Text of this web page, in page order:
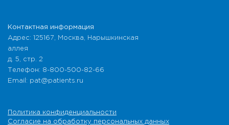
Контактная информация
Адрес: 125167, Москва, Нарышкинская
аллея
д. 5, стр. 2
Телефон: 8-800-500-82-66
Email: pat@patients.ru
Политика конфиденциальности
Согласие на обработку персональных данных